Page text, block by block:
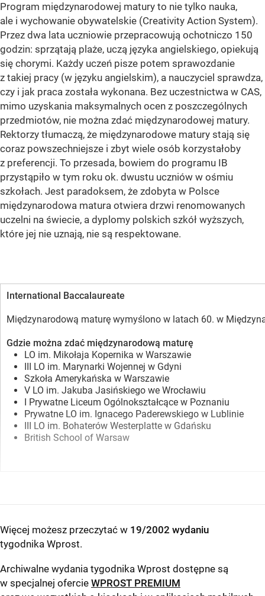
Program międzynarodowej matury to nie tylko nauka,
ale i wychowanie obywatelskie (Creativity Action System).
Przez dwa lata uczniowie przepracowują ochotniczo 150
godzin: sprzątają plaże, uczą języka angielskiego, opiekują
się chorymi. Każdy uczeń pisze potem sprawozdanie
z takiej pracy (w języku angielskim), a nauczyciel sprawdza,
czy i jak praca została wykonana. Bez uczestnictwa w CAS,
mimo uzyskania maksymalnych ocen z poszczególnych
przedmiotów, nie można zdać międzynarodowej matury.
Rektorzy tłumaczą, że międzynarodowe matury stają się
coraz powszechniejsze i zbyt wiele osób korzystałoby
z preferencji. To przesada, bowiem do programu IB
przystąpiło w tym roku ok. dwustu uczniów w ośmiu
szkołach. Jest paradoksem, że zdobyta w Polsce
międzynarodowa matura otwiera drzwi renomowanych
uczelni na świecie, a dyplomy polskich szkół wyższych,
które jej nie uznają, nie są respektowane.
International Baccalaureate
Międzynarodową maturę wymyślono w latach 60. w
Gdzie można zdać międzynarodową maturę
LO im. Mikołaja Kopernika w Warszawie
III LO im. Marynarki Wojennej w Gdyni
Szkoła Amerykańska w Warszawie
V LO im. Jakuba Jasińskiego we Wrocławiu
I Prywatne Liceum Ogólnokształcące w Poznaniu
Prywatne LO im. Ignacego Paderewskiego w Lublinie
III LO im. Bohaterów Westerplatte w Gdańsku
British School of Warsaw
Więcej możesz przeczytać w 19/2002 wydaniu
tygodnika Wprost.
Archiwalne wydania tygodnika Wprost dostępne są
w specjalnej ofercie WPROST PREMIUM